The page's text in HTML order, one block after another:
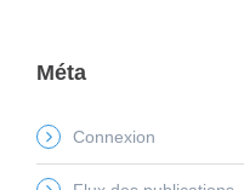
Méta
Connexion